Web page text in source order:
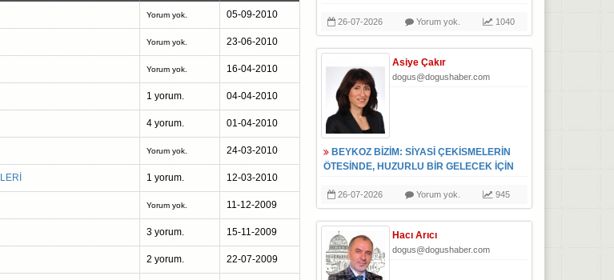
Yorum yok. 05-09-2010
Yorum yok. 23-06-2010
Yorum yok. 16-04-2010
1 yorum. 04-04-2010
4 yorum. 01-04-2010
Yorum yok. 24-03-2010
1 yorum. 12-03-2010
Yorum yok. 11-12-2009
3 yorum. 15-11-2009
2 yorum. 22-07-2009
26-07-2026 Yorum yok. 1040
Asiye Çakır
dogus@dogushaber.com
BEYKOZ BİZİM: SİYASİ ÇEKİSMELERİN
ÖTESİNDE, HUZURLU BİR GELECEK İÇİN
26-07-2026 Yorum yok. 945
Hacı Arıcı
dogus@dogushaber.com